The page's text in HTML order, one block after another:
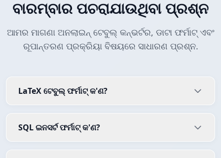
ବାରମ୍ବାର ପଚରାଯାଉଥିବା ପ୍ରଶ୍ନ
ଆମର ମାଗଣା ଅନଲାଇନ୍ ଟେବୁଲ୍ କନ୍ଭର୍ଟର, ଡାଟା ଫର୍ମାଟ୍ ଏବଂ
ରୂପାନ୍ତରଣ ପ୍ରକ୍ରିୟା ବିଷୟରେ ସାଧାରଣ ପ୍ରଶ୍ନ.
LaTeX ଟେବୁଲ୍ ଫର୍ମାଟ୍ କ'ଣ?
SQL ଇନସର୍ଟ ଫର୍ମାଟ୍ କ'ଣ?